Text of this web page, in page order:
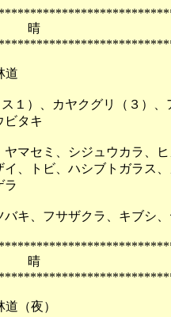
日（水)
道
１）、カヤクグリ（３）、
タキ
マセミ、シジュウカラ、
ビ、ハシブトガラス、カ
キ、フサザクラ、キブシ
日（水)
（夜）